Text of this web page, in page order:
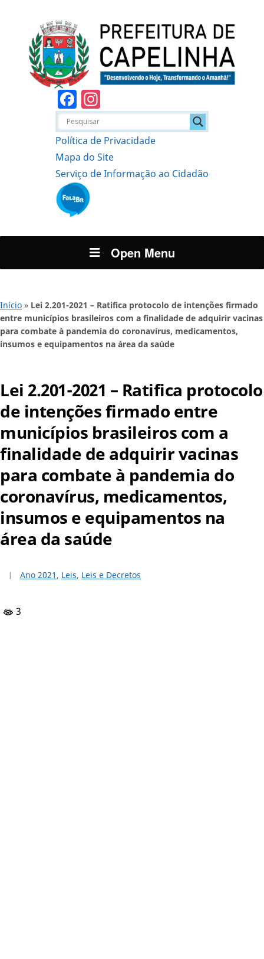
Facebook
Política de Privacidade
Mapa do Site
Serviço de Informação ao Cidadão
Open Menu
Início » Lei 2.201-2021 – Ratifica protocolo de intenções firmado
entre municípios brasileiros com a finalidade de adquirir vacinas
para combate à pandemia do coronavírus, medicamentos,
insumos e equipamentos na área da saúde
Lei 2.201-2021 – Ratifica protocolo
de intenções firmado entre
municípios brasileiros com a
finalidade de adquirir vacinas
para combate à pandemia do
coronavírus, medicamentos,
insumos e equipamentos na
área da saúde
Ano 2021 , Leis, Leis e Decretos
3